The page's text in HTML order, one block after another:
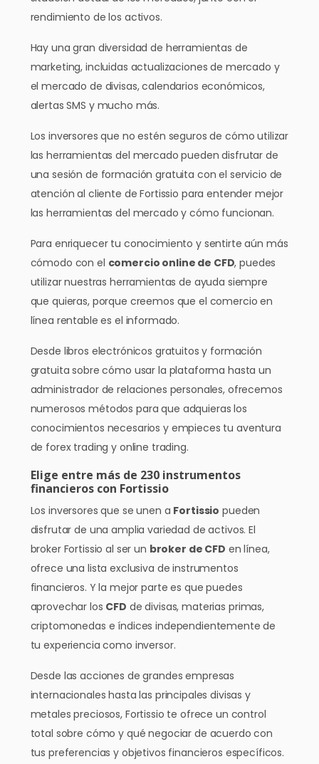
rendimiento de los activos.
Hay una gran diversidad de herramientas de
marketing, incluidas actualizaciones de mercado y
el mercado de divisas, calendarios económicos,
alertas SMS y mucho más.
Los inversores que no estén seguros de cómo utilizar
las herramientas del mercado pueden disfrutar de
una sesión de formación gratuita con el servicio de
atención al cliente de Fortissio para entender mejor
las herramientas del mercado y cómo funcionan.
Para enriquecer tu conocimiento y sentirte aún más
cómodo con el comercio online de CFD, puedes
utilizar nuestras herramientas de ayuda siempre
que quieras, porque creemos que el comercio en
línea rentable es el informado.
Desde libros electrónicos gratuitos y formación
gratuita sobre cómo usar la plataforma hasta un
administrador de relaciones personales, ofrecemos
numerosos métodos para que adquieras los
conocimientos necesarios y empieces tu aventura
de forex trading y online trading.
Elige entre más de 230 instrumentos
financieros con Fortissio
Los inversores que se unen a Fortissio pueden
disfrutar de una amplia variedad de activos. El
broker Fortissio al ser un broker de CFD en línea,
ofrece una lista exclusiva de instrumentos
financieros. Y la mejor parte es que puedes
aprovechar los CFD de divisas, materias primas,
criptomonedas e índices independientemente de
tu experiencia como inversor.
Desde las acciones de grandes empresas
internacionales hasta las principales divisas y
metales preciosos, Fortissio te ofrece un control
total sobre cómo y qué negociar de acuerdo con
tus preferencias y objetivos financieros específicos.